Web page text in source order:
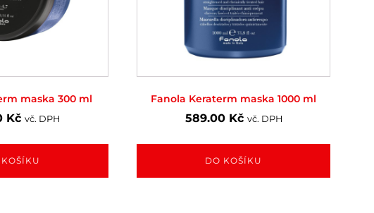
maska 300 ml
Kč vč. DPH
Fanola Keraterm maska 1000 ml
589.00 Kč vč. DPH
DO KOŠÍKU